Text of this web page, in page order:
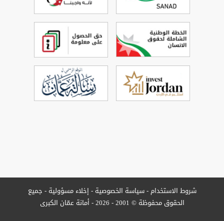
شروط الاستخدام-سياسة الخصوصية- إخلاء مسؤولية - جميع
الحقوق محفوظة © 2001 - 2026 - أمانة عمّان الكبرى